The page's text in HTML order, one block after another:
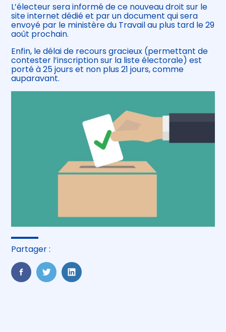
L’électeur sera informé de ce nouveau droit sur le
site internet dédié et par un document qui sera
envoyé par le ministère du Travail au plus tard le 29
août prochain.
Enfin, le délai de recours gracieux (permettant de
contester l’inscription sur la liste électorale) est
porté à 25 jours et non plus 21 jours, comme
auparavant.
Partager :
FaceBook
TwitterLinkedIn